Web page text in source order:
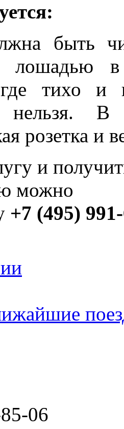
быть
лошадью
тихо и
нельзя. В
розетка и
и
можно
+7 (495)
06